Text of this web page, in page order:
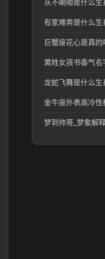
巨蟹座花心是真
黄姓女孩书香气名
梦到帅哥_梦象解